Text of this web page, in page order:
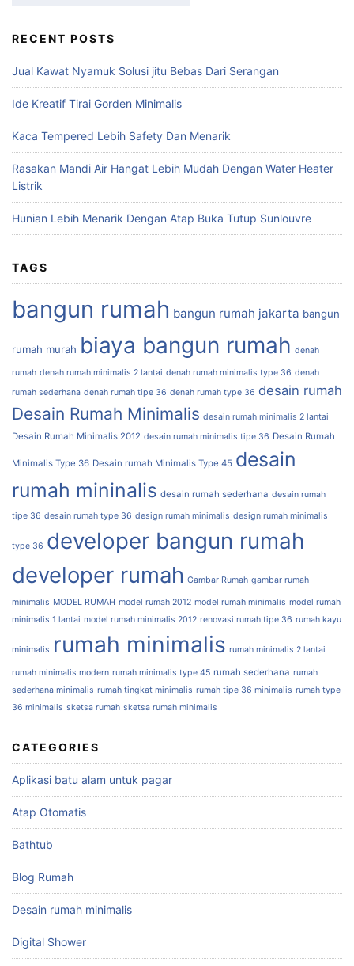
RECENT POSTS
Jual Kawat Nyamuk Solusi jitu Bebas Dari Serangan
Ide Kreatif Tirai Gorden Minimalis
Kaca Tempered Lebih Safety Dan Menarik
Rasakan Mandi Air Hangat Lebih Mudah Dengan Water Heater
Listrik
Hunian Lebih Menarik Dengan Atap Buka Tutup Sunlouvre
TAGS
bangun rumah bangun rumah jakarta bangun
rumah murah biaya bangun rumah denah
rumah denah rumah minimalis 2 lantai denah rumah minimalis type 36 denah
rumah sederhana denah rumah tipe 36 denah rumah type 36 desain rumah
Desain Rumah Minimalis desain rumah minimalis 2 lantai
Desain Rumah Minimalis 2012 desain rumah minimalis tipe 36 Desain Rumah
Minimalis Type 36 Desain rumah Minimalis Type 45 desain
rumah mininalis desain rumah sederhana desain rumah
tipe 36 desain rumah type 36 design rumah minimalis design rumah minimalis
type 36 developer bangun rumah
developer rumah Gambar Rumah gambar rumah
minimalis MODEL RUMAH model rumah 2012 model rumah minimalis model rumah
minimalis 1 lantai model rumah minimalis 2012 renovasi rumah tipe 36 rumah kayu
minimalis rumah minimalis rumah minimalis 2 lantai
rumah minimalis modern rumah minimalis type 45 rumah sederhana rumah
sederhana minimalis rumah tingkat minimalis rumah tipe 36 minimalis rumah type
36 minimalis sketsa rumah sketsa rumah minimalis
CATEGORIES
Aplikasi batu alam untuk pagar
Atap Otomatis
Bathtub
Blog Rumah
Desain rumah minimalis
Digital Shower